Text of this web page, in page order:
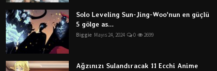
Solo Leveling Sun-Jing-Woo'nun en güçlü
5 gölge as...
Biggie Mayıs 24, 2024 0 2699
Ağzınızı Sulandıracak 11 Ecchi Anime